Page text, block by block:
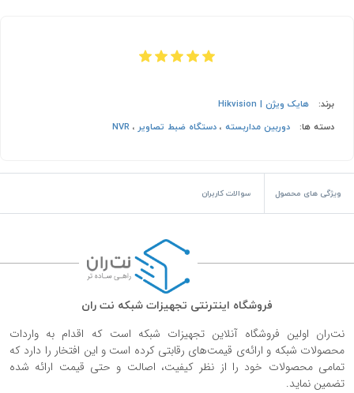
برند:
هایک ویژن | Hikvision
دسته ها:
دوربین مداربسته ، دستگاه ضبط تصاویر ، NVR
ویژگی های محصول سوالات کاربران
فروشگاه اینترنتی تجهیزات شبکه نت ران
نت‌ران اولین فروشگاه آنلاین تجهیزات شبکه است که اقدام به واردات
محصولات شبکه و ارائه‌ی قیمت‌های رقابتی کرده است و این افتخار را دارد که
تمامی محصولات خود را از نظر کیفیت، اصالت و حتی قیمت ارائه شده
تضمین نماید.